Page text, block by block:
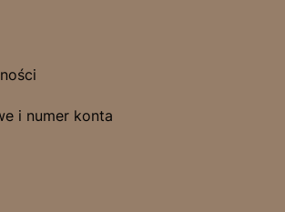
i numer konta